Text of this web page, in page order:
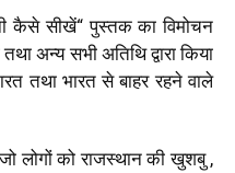
कैसे सीखें“ पुस्तक का विमोचन
अन्य सभी अतिथि द्वारा किया
तथा भारत से बाहर रहने वाले
लोगों को राजस्थान की खुशबु ,